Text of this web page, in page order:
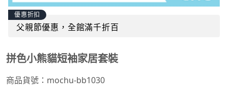
優惠折扣
父親節優惠，全館滿千折百
拼色小熊貓短袖家居套裝
商品貨號： mochu-bb1030